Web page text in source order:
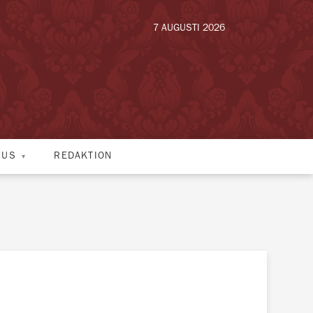
7 AUGUSTI 2026
REDAKTION